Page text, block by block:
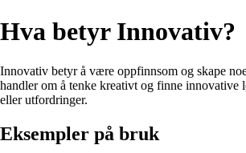
Hva betyr Innovativ?
Innovativ betyr å være oppfinnsom og skape
handler om å tenke kreativt og finne innovative
eller utfordringer.
Eksempler på bruk